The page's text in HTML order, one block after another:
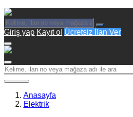
Giriş yap Kayıt ol Ücretsiz İlan Ver
Anasayfa
Elektrik